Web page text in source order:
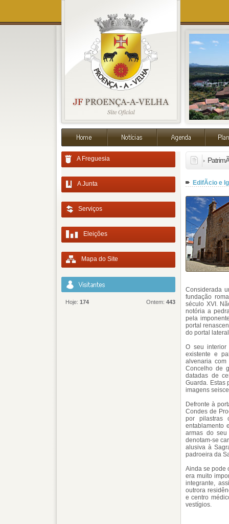
A Freguesia
A Junta
Serviços
Eleições
Mapa do Site
Hoje: 174 Ontem: 443
EdifÃ­cio e
Considerada
fundação
século XVI.
notória a
pela
portal
do portal
O seu interior
existente e
alvenaria
Concelho de
datadas de
Guarda. Estas
imagens
Defronte à
Condes de
por pilastras
entablamento
armas do seu
denotam-se
alusiva à
padroeira da
Ainda se pode
era muito
integrante,
outrora
e centro
vestígios.